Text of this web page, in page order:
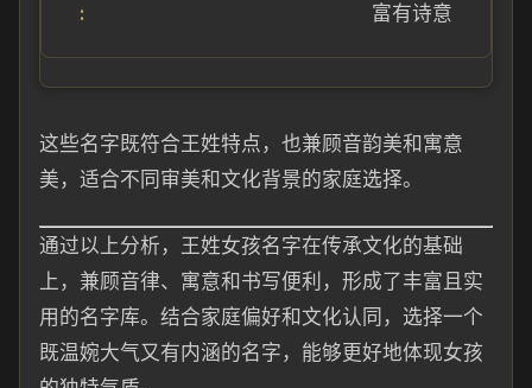
富有诗意
这些名字既符合王姓特点，也兼顾音韵美和寓意
美，适合不同审美和文化背景的家庭选择。
通过以上分析，王姓女孩名字在传承文化的基础
上，兼顾音律、寓意和书写便利，形成了丰富且实
用的名字库。结合家庭偏好和文化认同，选择一个
既温婉大气又有内涵的名字，能够更好地体现女孩